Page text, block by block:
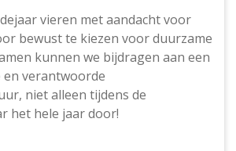
vieren met aandacht voor
bewust te kiezen voor duurzame
kunnen we bijdragen aan een
en verantwoorde
niet alleen tijdens de
het hele jaar door!